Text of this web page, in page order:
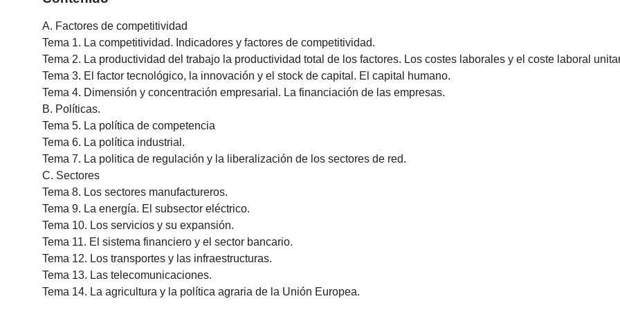
A. Factores de competitividad
Tema 1. La competitividad. Indicadores y factores de competitividad.
Tema 2. La productividad del trabajo la productividad total de los factores. Los costes laborales y el coste laboral
Tema 3. El factor tecnológico, la innovación y el stock de capital. El capital humano.
Tema 4. Dimensión y concentración empresarial. La financiación de las empresas.
B. Políticas.
Tema 5. La política de competencia
Tema 6. La política industrial.
Tema 7. La politica de regulación y la liberalización de los sectores de red.
C. Sectores
Tema 8. Los sectores manufactureros.
Tema 9. La energía. El subsector eléctrico.
Tema 10. Los servicios y su expansión.
Tema 11. El sistema financiero y el sector bancario.
Tema 12. Los transportes y las infraestructuras.
Tema 13. Las telecomunicaciones.
Tema 14. La agricultura y la política agraria de la Unión Europea.